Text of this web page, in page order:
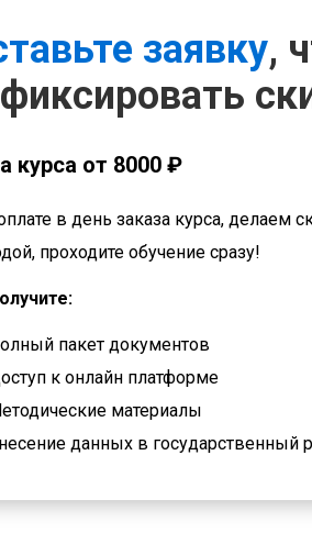
заявку,
курса от 8000 ₽
в день заказа курса, делаем
проходите обучение сразу!
пакет документов
к онлайн платформе
материалы
данных в государственный